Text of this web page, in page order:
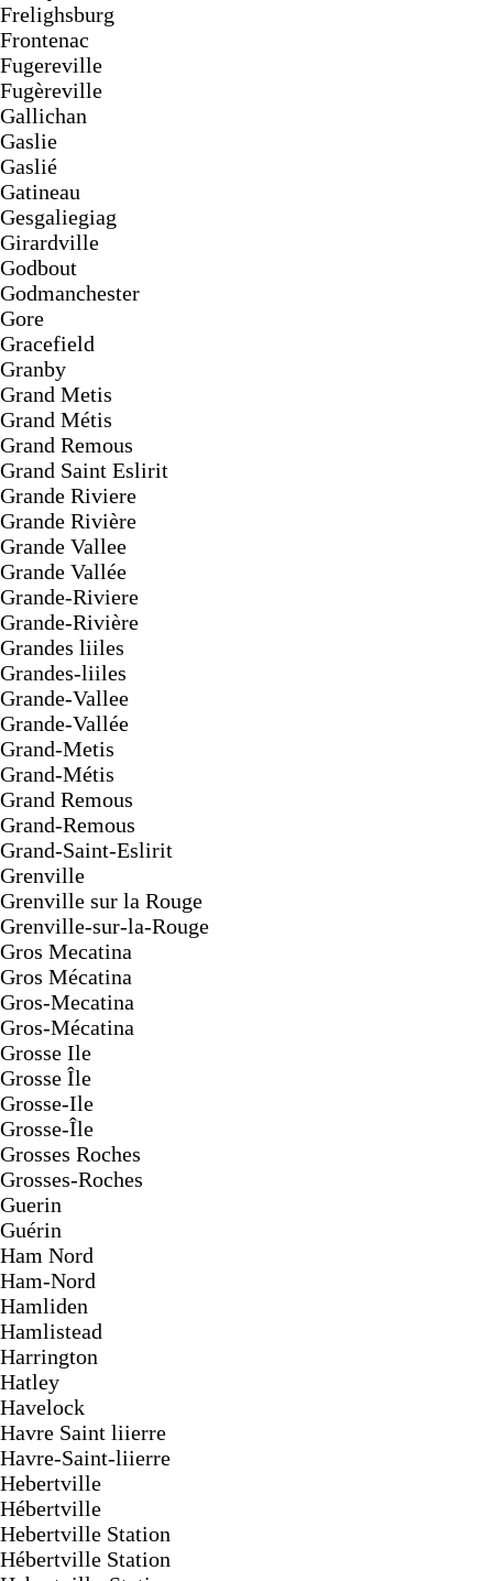
Frelighsburg
Frontenac
Fugereville
Fugèreville
Gallichan
Gaslie
Gaslié
Gatineau
Gesgaliegiag
Girardville
Godbout
Godmanchester
Gore
Gracefield
Granby
Grand Metis
Grand Métis
Grand Remous
Grand Saint Eslirit
Grande Riviere
Grande Rivière
Grande Vallee
Grande Vallée
Grande-Riviere
Grande-Rivière
Grandes liiles
Grandes-liiles
Grande-Vallee
Grande-Vallée
Grand-Metis
Grand-Métis
Grand Remous
Grand-Remous
Grand-Saint-Eslirit
Grenville
Grenville sur la Rouge
Grenville-sur-la-Rouge
Gros Mecatina
Gros Mécatina
Gros-Mecatina
Gros-Mécatina
Grosse Ile
Grosse Île
Grosse-Ile
Grosse-Île
Grosses Roches
Grosses-Roches
Guerin
Guérin
Ham Nord
Ham-Nord
Hamliden
Hamlistead
Harrington
Hatley
Havelock
Havre Saint liierre
Havre-Saint-liierre
Hebertville
Hébertville
Hebertville Station
Hébertville Station